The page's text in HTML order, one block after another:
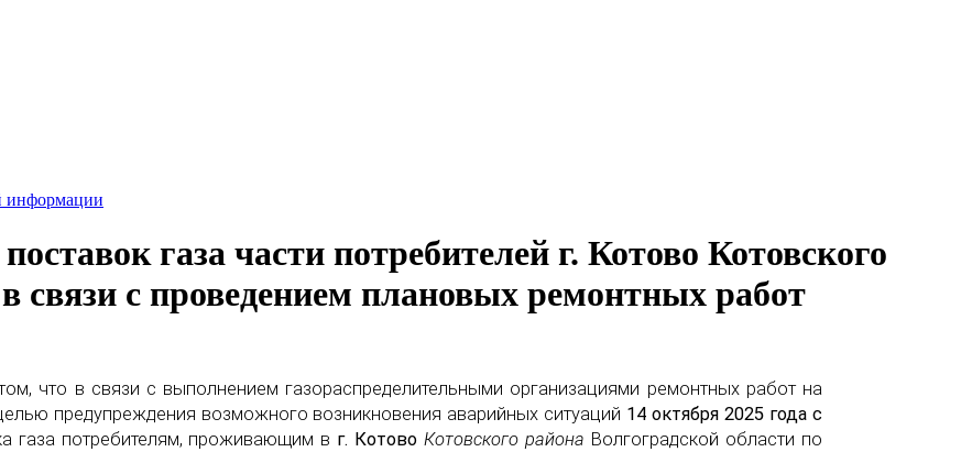
информации
газа части потребителей г. Котово Котовского
связи с проведением плановых ремонтных работ
что в связи с выполнением газораспределительными организациями ремонтных работ на
предупреждения возможного возникновения аварийных ситуаций 14 октября 2025 года с
газа потребителям, проживающим в г. Котово Котовского района Волгоградской области по